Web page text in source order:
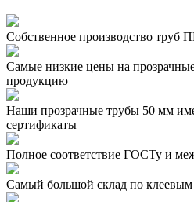
Собственное производство труб
Самые низкие цены на
продукцию
Наши прозрачные трубы 50 мм
сертификаты
Полное соответствие ГОСТу и
Самый большой склад по клеевым